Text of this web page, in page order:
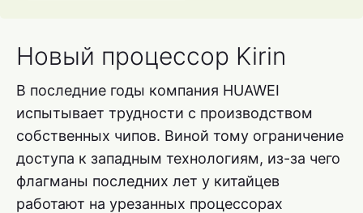
Новый процессор Kirin
В последние годы компания HUAWEI
испытывает трудности с производством
собственных чипов. Виной тому ограничение
доступа к западным технологиям, из-за чего
флагманы последних лет у китайцев
работают на урезанных процессорах